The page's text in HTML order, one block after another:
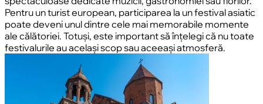
Pentru un turist european, participarea la un festival asiatic
poate deveni unul dintre cele mai memorabile momente
ale călătoriei. Totuși, este important să înțelegi că nu toate
festivalurile au același scop sau aceeași atmosferă.